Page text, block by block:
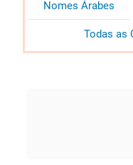
Nomes Árabes
Todas as